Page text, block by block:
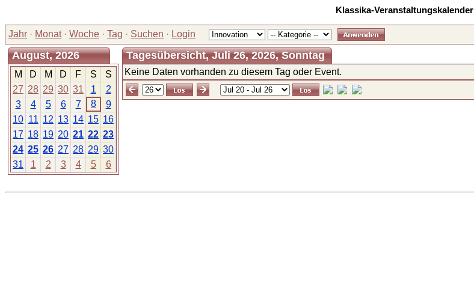
Klassika-Veranstaltungskalender
Jahr · Monat· Woche · Tag · Suchen · Login
August, 2026
M D M D F S
S
27 28 29 30 31 1
2
3
4 5 6 7 8
9
10 11 12 13 14 15 16
17 18 19 20 21 22 23
24 25 26 27 28 29 30
31
1 2 3 4 5 6
Tagesübersicht, Juli 26, 2026, Sonntag
Keine Daten vorhanden zu diesem Tag oder Event.